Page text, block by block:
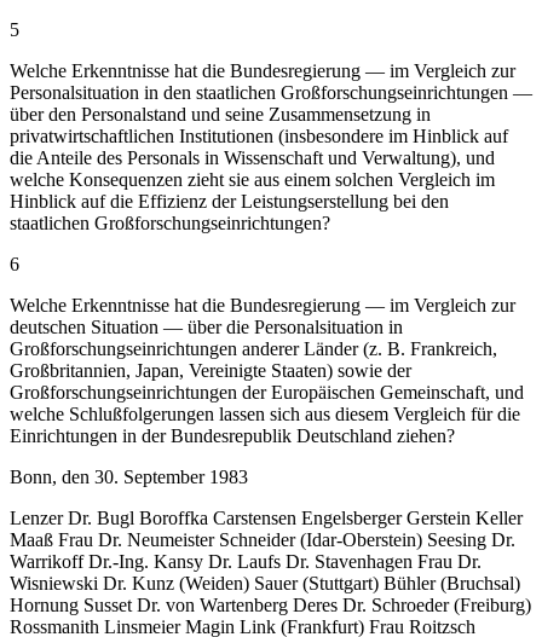
5
Welche Erkenntnisse hat die Bundesregierung — im Vergleich zur
Personalsituation in den staatlichen Großforschungseinrichtungen —
über den Personalstand und seine Zusammensetzung in
privatwirtschaftlichen Institutionen (insbesondere im Hinblick auf
die Anteile des Personals in Wissenschaft und Verwaltung), und
welche Konsequenzen zieht sie aus einem solchen Vergleich im
Hinblick auf die Effizienz der Leistungserstellung bei den
staatlichen Großforschungseinrichtungen?
6
Welche Erkenntnisse hat die Bundesregierung — im Vergleich zur
deutschen Situation — über die Personalsituation in
Großforschungseinrichtungen anderer Länder (z. B. Frankreich,
Großbritannien, Japan, Vereinigte Staaten) sowie der
Großforschungseinrichtungen der Europäischen Gemeinschaft, und
welche Schlußfolgerungen lassen sich aus diesem Vergleich für die
Einrichtungen in der Bundesrepublik Deutschland ziehen?
Bonn, den 30. September 1983
Lenzer Dr. Bugl Boroffka Carstensen Engelsberger Gerstein Keller
Maaß Frau Dr. Neumeister Schneider (Idar-Oberstein) Seesing Dr.
Warrikoff Dr.-Ing. Kansy Dr. Laufs Dr. Stavenhagen Frau Dr.
Wisniewski Dr. Kunz (Weiden) Sauer (Stuttgart) Bühler (Bruchsal)
Hornung Susset Dr. von Wartenberg Deres Dr. Schroeder (Freiburg)
Rossmanith Linsmeier Magin Link (Frankfurt) Frau Roitzsch